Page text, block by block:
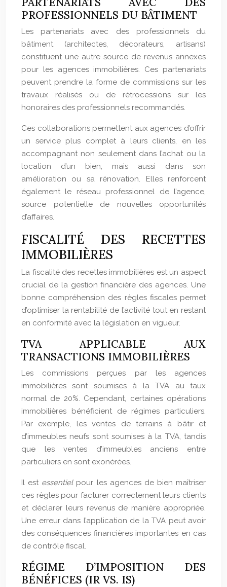
PROFESSIONNELS DU BÂTIMENT
Les partenariats avec des professionnels du
bâtiment (architectes, décorateurs, artisans)
constituent une autre source de revenus annexes
pour les agences immobilières. Ces partenariats
peuvent prendre la forme de commissions sur les
travaux réalisés ou de rétrocessions sur les
honoraires des professionnels recommandés.
Ces collaborations permettent aux agences d’offrir
un service plus complet à leurs clients, en les
accompagnant non seulement dans l’achat ou la
location d’un bien, mais aussi dans son
amélioration ou sa rénovation. Elles renforcent
également le réseau professionnel de l’agence,
source potentielle de nouvelles opportunités
d’affaires.
FISCALITÉ DES RECETTES
IMMOBILIÈRES
La fiscalité des recettes immobilières est un aspect
crucial de la gestion financière des agences. Une
bonne compréhension des règles fiscales permet
d’optimiser la rentabilité de l’activité tout en restant
en conformité avec la législation en vigueur.
TVA APPLICABLE AUX
TRANSACTIONS IMMOBILIÈRES
Les commissions perçues par les agences
immobilières sont soumises à la TVA au taux
normal de 20%. Cependant, certaines opérations
immobilières bénéficient de régimes particuliers.
Par exemple, les ventes de terrains à bâtir et
d’immeubles neufs sont soumises à la TVA, tandis
que les ventes d’immeubles anciens entre
particuliers en sont exonérées.
Il est essentiel pour les agences de bien maîtriser
ces règles pour facturer correctement leurs clients
et déclarer leurs revenus de manière appropriée.
Une erreur dans l’application de la TVA peut avoir
des conséquences financières importantes en cas
de contrôle fiscal.
RÉGIME D’IMPOSITION DES
BÉNÉFICES (IR VS. IS)